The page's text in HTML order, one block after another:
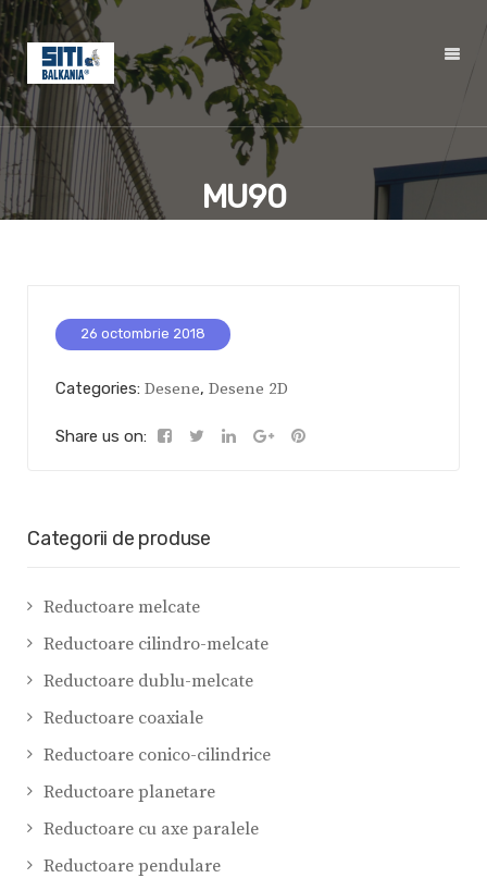
MU90
26 octombrie 2018
Categories: Desene, Desene 2D
Share us on:
Categorii de produse
Reductoare melcate
Reductoare cilindro-melcate
Reductoare dublu-melcate
Reductoare coaxiale
Reductoare conico-cilindrice
Reductoare planetare
Reductoare cu axe paralele
Reductoare pendulare